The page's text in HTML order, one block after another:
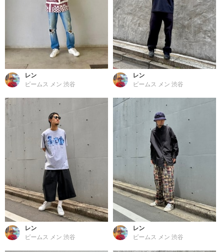
レン
ビームス メン 渋谷
レン
ビームス メン 渋谷
レン
ビームス メン 渋谷
レン
ビームス メン 渋谷